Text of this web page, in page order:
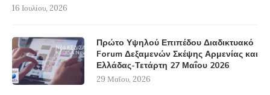
16 Ιουλίου, 2026
Πρώτο Υψηλού Επιπέδου Διαδικτυακό
Forum Δεξαμενών Σκέψης Αρμενίας και
Ελλάδας-Τετάρτη 27 Μαΐου 2026
29 Μαΐου, 2026